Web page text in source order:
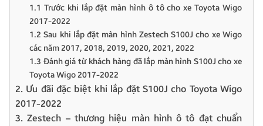
1.1 Trước khi lắp đặt màn hình ô tô cho xe Toyota Wigo
2017-2022
1.2 Sau khi lắp đặt màn hình Zestech S100J cho xe Wigo
các năm 2017, 2018, 2019, 2020, 2021, 2022
1.3 Đánh giá từ khách hàng đã lắp màn hình S100J cho xe
Toyota Wigo 2017-2022
2. Ưu đãi đặc biệt khi lắp đặt S100J cho Toyota Wigo
2017-2022
3. Zestech – thương hiệu màn hình ô tô đạt chuẩn